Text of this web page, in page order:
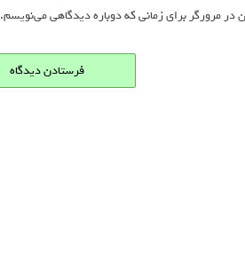
در مرورگر برای زمانی که دوباره دیدگاهی می‌نویسم.